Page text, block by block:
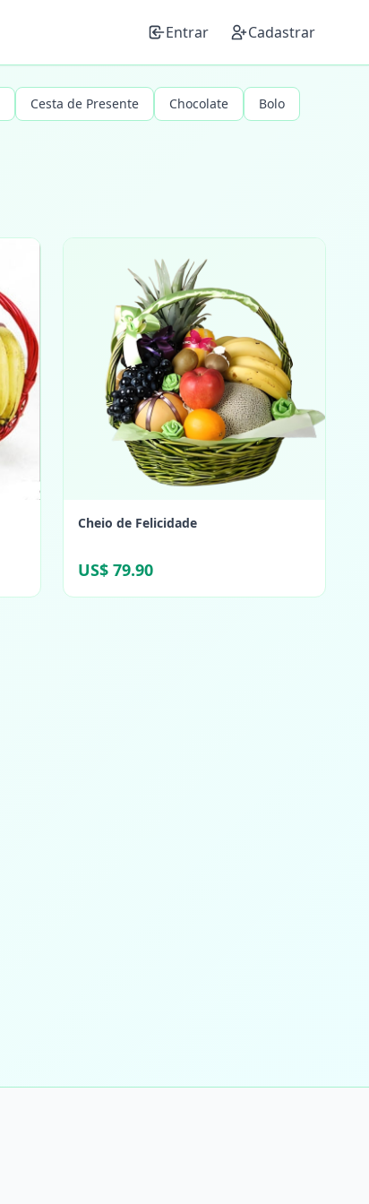
Entrar Cadastrar
Cesta de Presente Chocolate
Bolo
Cheio de Felicidade
US$ 79.90